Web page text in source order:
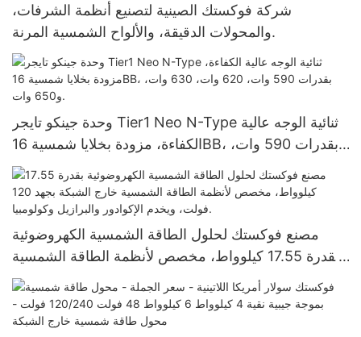
شركة فوكستك الصينية لتصنيع أنظمة الشرفات،
والمحولات الدقيقة، والألواح الشمسية المرنة.
وحدة جينكو تايجر Tier1 Neo N-Type ثنائية الوجه عالية
الكفاءة، مزودة بخلايا شمسية 16BB، بقدرات 590 وات،
مصنع فوكستك لحلول الطاقة الشمسية الكهروضوئية
بقدرة 17.55 كيلوواط، مخصص لأنظمة الطاقة الشمسية
خارج الشبكة بجهد 120 فولت، ويخدم الإكوادور والبرازيل
وكولومبيا.